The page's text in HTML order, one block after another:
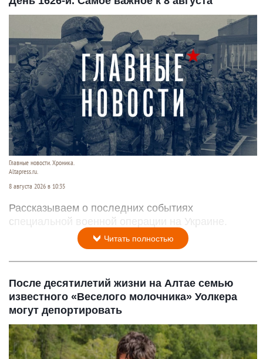
Главные новости. Хроника.
Altapress.ru.
8 августа 2026 в 10:35
Рассказываем о последних событиях
специальной военной операции на Украине.
Читать полностью
После десятилетий жизни на Алтае семью
известного «Веселого молочника» Уолкера
могут депортировать